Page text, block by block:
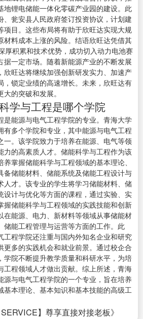
地锂电储能一体化零碳产业园的建设。此
、瓮安县人民政府签订投资协议，计划建
项目。这些布局将有助于欣旺达实现大规
材料成本上涨的风险。结语欣旺达凭借其
厚积累和技术优势，成功切入动力电池赛
据一定市场。随着新能源产业的不断发展
欣旺达将继续加强创新研发实力、加速产
，锁定业绩的高速增长。未来，欣旺达有
的突破和发展。
学与工程是哪个学院
是能源与电气工程学院的专业。青海大学
有多个学院和专业，其中能源与电气工程
一。该学院致力于培养在能源、电气等领
力的高素质人才。储能科学与工程作为该
掌握储能科学与工程领域的基本理论、
备储能材料、储能系统及储能工程设计与
人才。该专业的学生将学习储能材料、储
设计与优化等方面的课程，通过实验、实
握储能科学与工程领域的实践技能和创新
在能源、电力、新材料等领域从事储能材
储能工程管理与运营等方面的工作。此
工程学院还注重与国内外知名企业和研究
更多的实践机会和就业前景。通过校企合
学院不断提升教学质量和科研水平，为培
工程领域人才做出贡献。综上所述，青海
源与电气工程学院的一个专业，旨在培养
基本理论、基本知识和基本技能的高级工
】尊享直接对接老板》